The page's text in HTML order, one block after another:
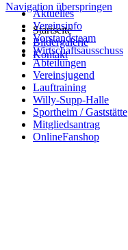
Navigation überspringen
Startseite
Bildergalerie
Kontakt
Aktuelles
Vereinsinfo
Vorstandsteam
Wirtschaftsausschuss
Abteilungen
Vereinsjugend
Lauftraining
Willy-Supp-Halle
Sportheim / Gaststätte
Mitgliedsantrag
OnlineFanshop